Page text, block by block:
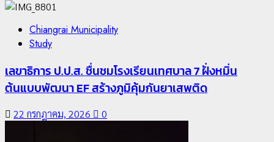
Chiangrai Municipality
Study
เลขาธิการ ป.ป.ส. ชื่นชมโรงเรียนเทศบาล 7 ฝั่งหมิ่น
ต้นแบบพัฒนา EF สร้างภูมิคุ้มกันยาเสพติด
22 กรกฎาคม, 2026 0